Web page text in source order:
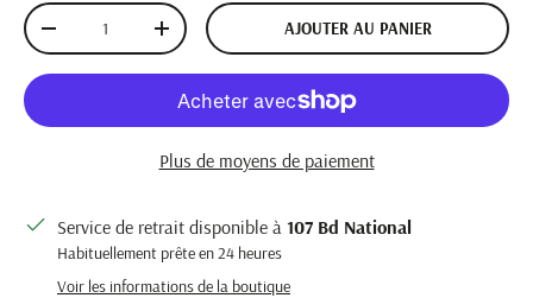
Qté
DIMINUER LA QUANTITÉAUGMENTER LA QUANTITÉAJOUTER AU PANIER
Plus de moyens de paiement
Service de retrait disponible à 107 Bd National
Habituellement prête en 24 heures
Voir les informations de la boutique